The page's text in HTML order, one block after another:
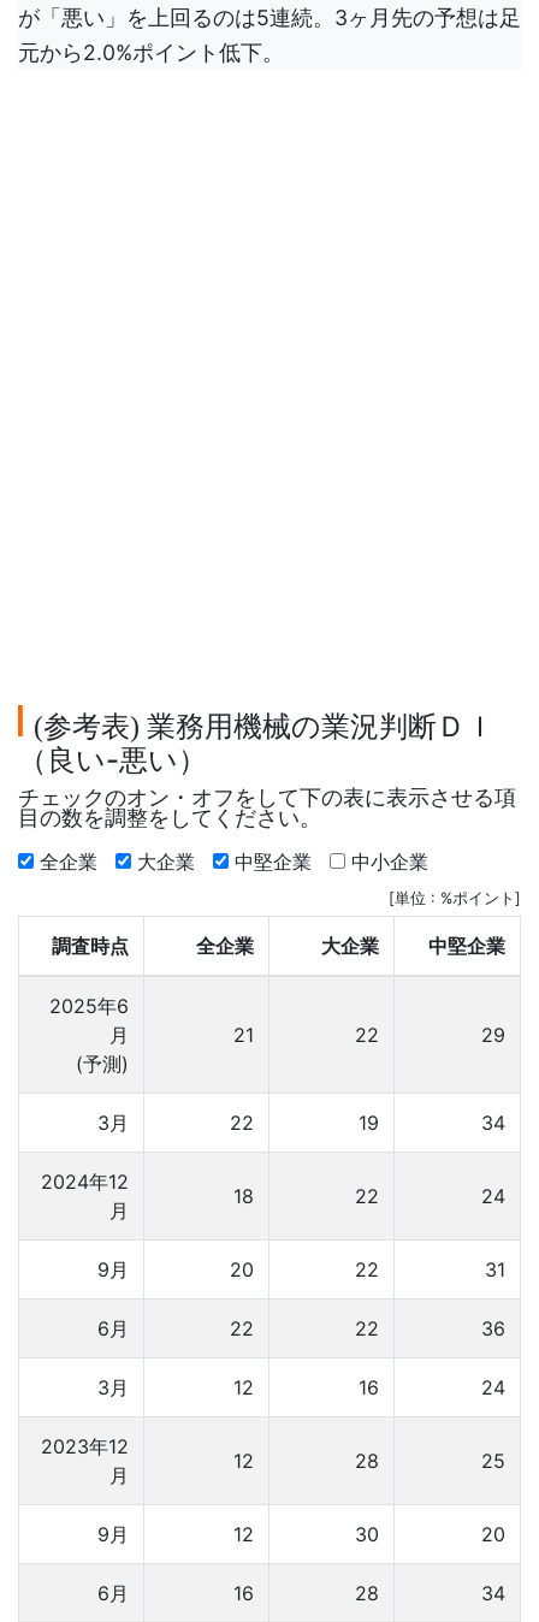
が「悪い」を上回るのは5連続。3ヶ月先の予想は足
元から2.0%ポイント低下。
(参考表) 業務用機械の業況判断ＤＩ
（良い-悪い）
チェックのオン・オフをして下の表に表示させる項
目の数を調整をしてください。
全企業 大企業 中堅企業 中小企業
[単位 : %ポイント]
調査時点 全企業 大企業 中堅企業
2025年6
月
(予測)
21 22 29
3月 22 19 34
2024年12
月
18 22 24
9月 20 22 31
6月 22 22 36
3月 12 16 24
2023年12
月
12 28 25
9月 12 30 20
6月 16 28 34